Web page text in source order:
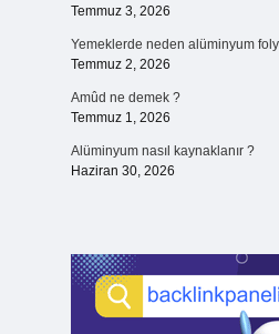
Temmuz 3, 2026
Yemeklerde neden alüminyum
Temmuz 2, 2026
Amûd ne demek ?
Temmuz 1, 2026
Alüminyum nasıl kaynaklanır ?
Haziran 30, 2026